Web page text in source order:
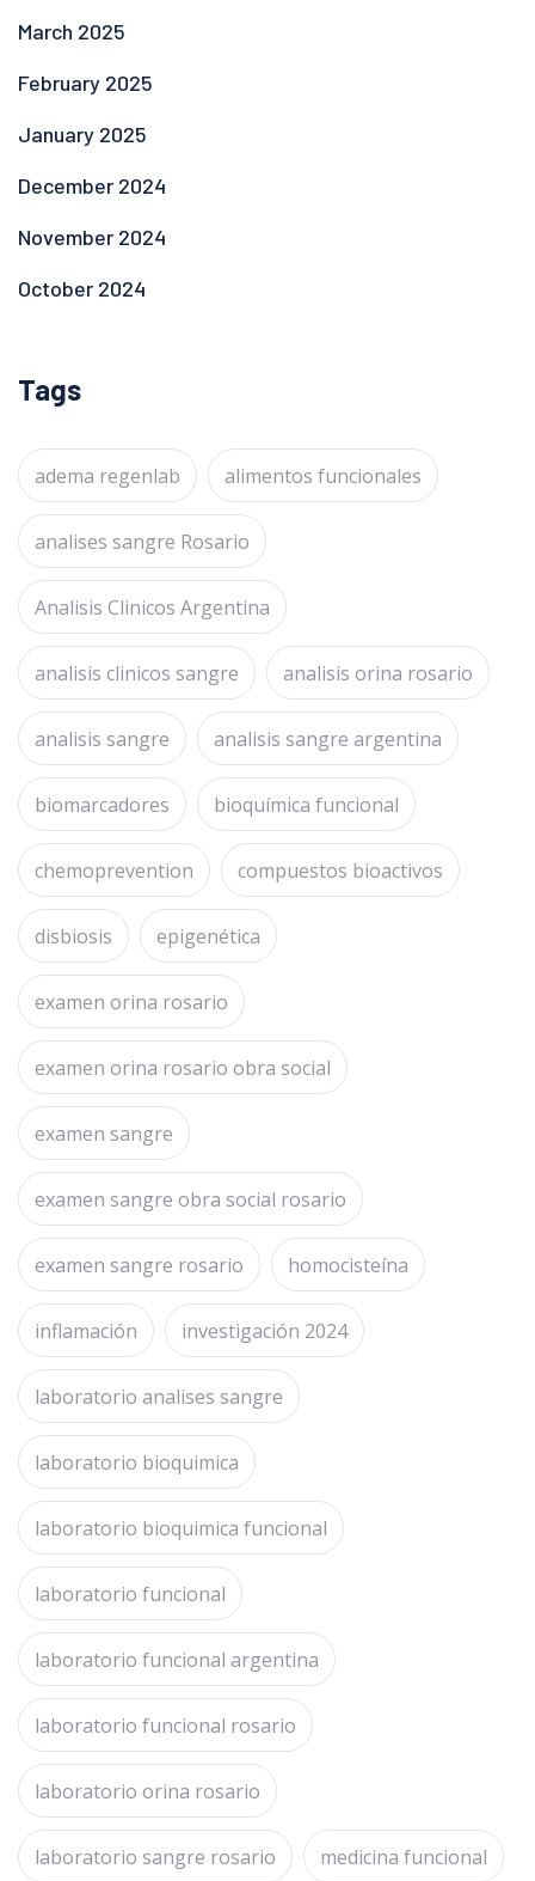
March 2025
February 2025
January 2025
December 2024
November 2024
October 2024
Tags
adema regenlab alimentos funcionales
analises sangre Rosario
Analisis Clinicos Argentina
analisis clinicos sangre analisis orina rosario
analisis sangre analisis sangre argentina
biomarcadores bioquímica funcional
chemoprevention compuestos bioactivos
disbiosis epigenética
examen orina rosario
examen orina rosario obra social
examen sangre
examen sangre obra social rosario
examen sangre rosario homocisteína
inflamación investigación 2024
laboratorio analises sangre
laboratorio bioquimica
laboratorio bioquimica funcional
laboratorio funcional
laboratorio funcional argentina
laboratorio funcional rosario
laboratorio orina rosario
laboratorio sangre rosario medicina funcional